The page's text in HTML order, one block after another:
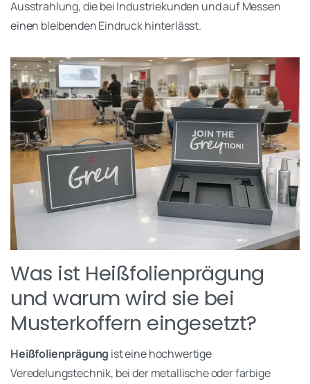
Ausstrahlung, die bei Industriekunden und auf Messen
einen bleibenden Eindruck hinterlässt.
Was ist Heißfolienprägung
und warum wird sie bei
Musterkoffern eingesetzt?
Heißfolienprägung ist eine hochwertige
Veredelungstechnik, bei der metallische oder farbige